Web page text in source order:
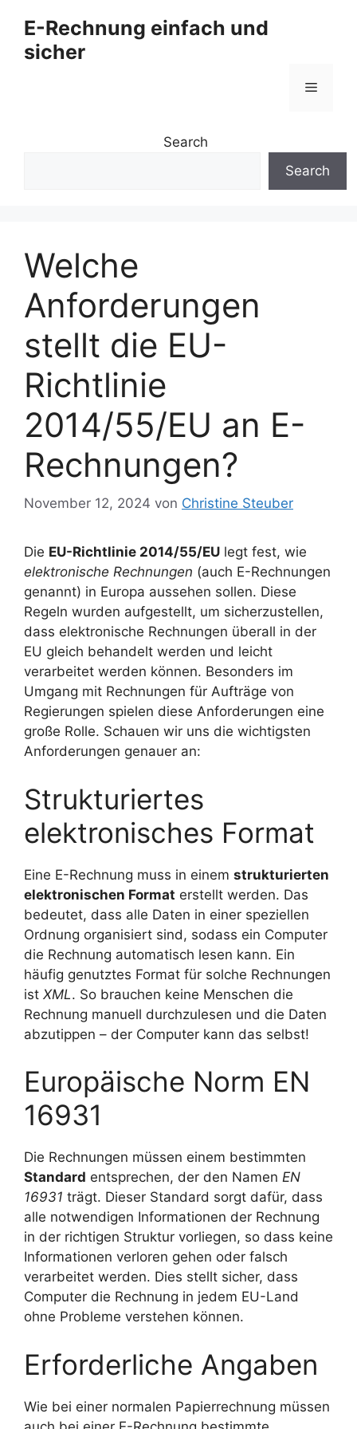
Inhalt
springen
E-Rechnung einfach und
sicher
Menü
Search
Search
Welche
Anforderungen
stellt die EU-
Richtlinie
2014/55/EU an E-
Rechnungen?
November 12, 2024 von Christine Steuber
Die EU-Richtlinie 2014/55/EU legt fest, wie
elektronische Rechnungen (auch E-Rechnungen
genannt) in Europa aussehen sollen. Diese
Regeln wurden aufgestellt, um sicherzustellen,
dass elektronische Rechnungen überall in der
EU gleich behandelt werden und leicht
verarbeitet werden können. Besonders im
Umgang mit Rechnungen für Aufträge von
Regierungen spielen diese Anforderungen eine
große Rolle. Schauen wir uns die wichtigsten
Anforderungen genauer an:
Strukturiertes
elektronisches Format
Eine E-Rechnung muss in einem strukturierten
elektronischen Format erstellt werden. Das
bedeutet, dass alle Daten in einer speziellen
Ordnung organisiert sind, sodass ein Computer
die Rechnung automatisch lesen kann. Ein
häufig genutztes Format für solche Rechnungen
ist XML. So brauchen keine Menschen die
Rechnung manuell durchzulesen und die Daten
abzutippen – der Computer kann das selbst!
Europäische Norm EN
16931
Die Rechnungen müssen einem bestimmten
Standard entsprechen, der den Namen EN
16931 trägt. Dieser Standard sorgt dafür, dass
alle notwendigen Informationen der Rechnung
in der richtigen Struktur vorliegen, so dass keine
Informationen verloren gehen oder falsch
verarbeitet werden. Dies stellt sicher, dass
Computer die Rechnung in jedem EU-Land
ohne Probleme verstehen können.
Erforderliche Angaben
Wie bei einer normalen Papierrechnung müssen